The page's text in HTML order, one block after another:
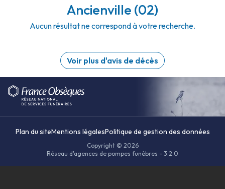
Ancienville (02)
Aucun résultat ne correspond à votre recherche.
Voir plus d'avis de décès
Plan du siteMentions légalesPolitique de gestion des données
Copyright © 2026
Réseau d'agences de pompes funèbres - 3.2.0